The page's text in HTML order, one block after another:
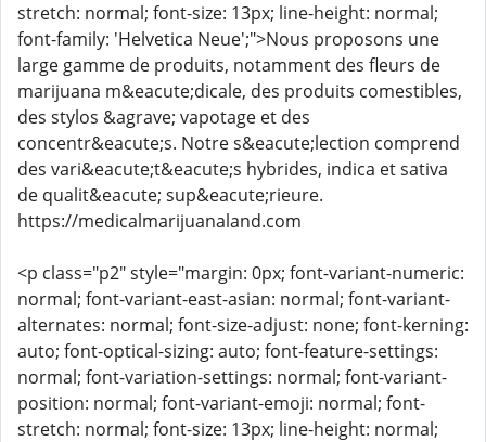
stretch: normal; font-size: 13px; line-height: normal;
font-family: 'Helvetica Neue';">Nous proposons une
large gamme de produits, notamment des fleurs de
marijuana m&eacute;dicale, des produits comestibles,
des stylos &agrave; vapotage et des
concentr&eacute;s. Notre s&eacute;lection comprend
des vari&eacute;t&eacute;s hybrides, indica et sativa
de qualit&eacute; sup&eacute;rieure.
https://medicalmarijuanaland.com
<p class="p2" style="margin: 0px; font-variant-numeric:
normal; font-variant-east-asian: normal; font-variant-
alternates: normal; font-size-adjust: none; font-kerning:
auto; font-optical-sizing: auto; font-feature-settings:
normal; font-variation-settings: normal; font-variant-
position: normal; font-variant-emoji: normal; font-
stretch: normal; font-size: 13px; line-height: normal;